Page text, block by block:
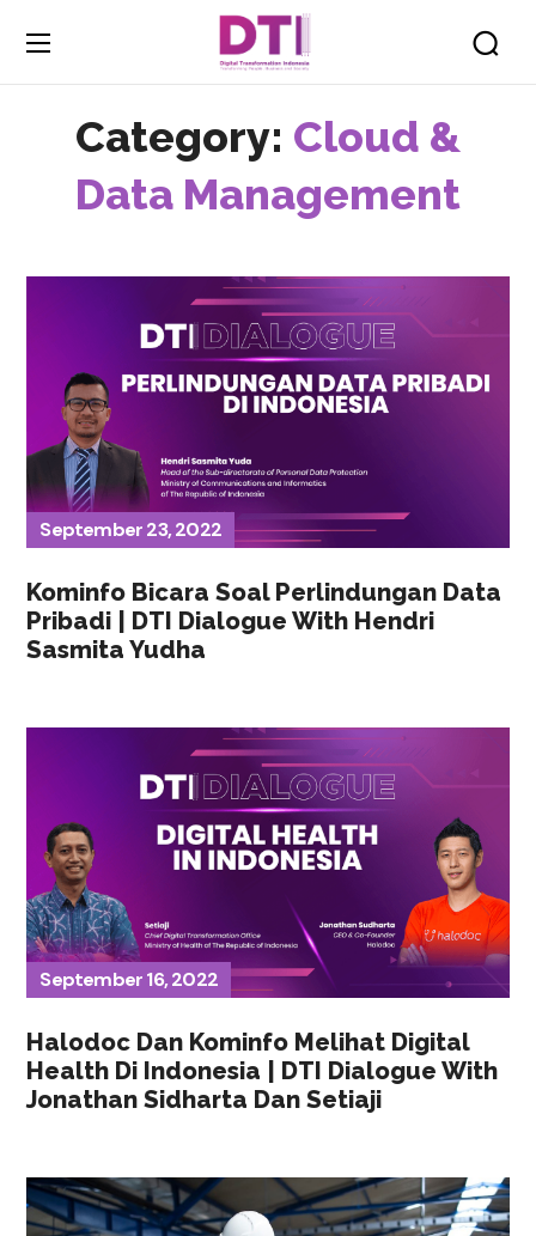
Category: Cloud &
Data Management
September 23, 2022
Kominfo Bicara Soal Perlindungan Data
Pribadi | DTI Dialogue With Hendri
Sasmita Yudha
September 16, 2022
Halodoc Dan Kominfo Melihat Digital
Health Di Indonesia | DTI Dialogue With
Jonathan Sidharta Dan Setiaji